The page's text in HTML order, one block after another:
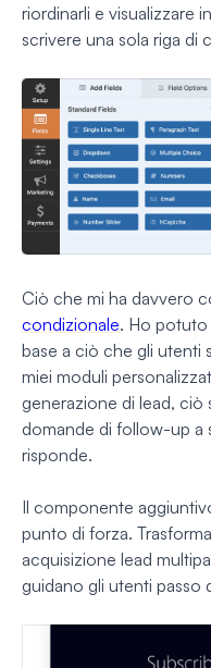
riordinarli e visualizzare
scrivere una sola riga di
Ciò che mi ha davvero
condizionale. Ho potuto
base a ciò che gli utenti
miei moduli
generazione di lead,
domande di follow-up a
risponde.
Il componente
punto di forza.
acquisizione lead
guidano gli utenti passo